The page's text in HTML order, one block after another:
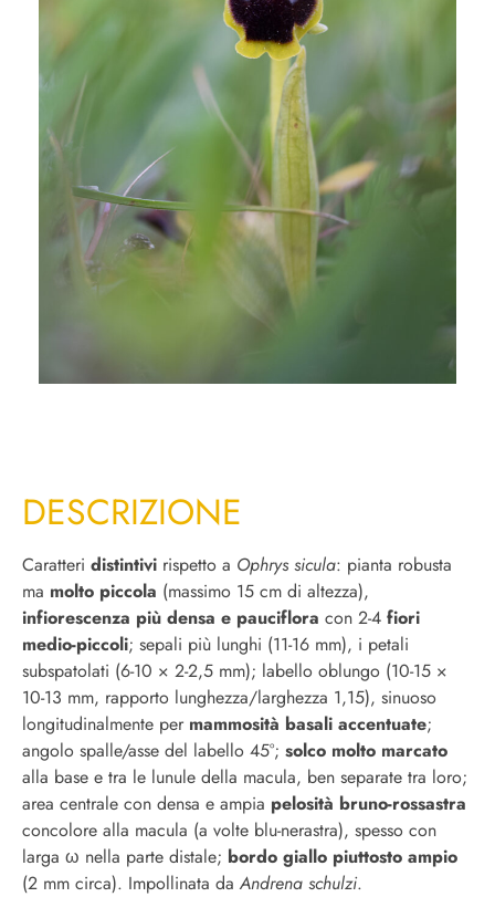
DESCRIZIONE
Caratteri distintivi rispetto a Ophrys sicula: pianta robusta
ma molto piccola (massimo 15 cm di altezza),
infiorescenza più densa e pauciflora con 2-4 fiori
medio-piccoli; sepali più lunghi (11-16 mm), i petali
subspatolati (6-10 × 2-2,5 mm); labello oblungo (10-15 ×
10-13 mm, rapporto lunghezza/larghezza 1,15), sinuoso
longitudinalmente per mammosità basali accentuate;
angolo spalle/asse del labello 45°; solco molto marcato
alla base e tra le lunule della macula, ben separate tra loro;
area centrale con densa e ampia pelosità bruno-rossastra
concolore alla macula (a volte blu-nerastra), spesso con
larga ω nella parte distale; bordo giallo piuttosto ampio
(2 mm circa). Impollinata daAndrena schulzi.